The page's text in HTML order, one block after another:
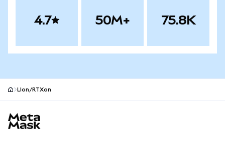
4.7 50M+ 75.8K
LIon/RTXon